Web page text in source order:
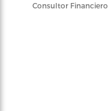
Consultor Financiero